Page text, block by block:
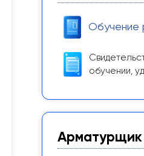
Обучение
обучении,
Арматурщик